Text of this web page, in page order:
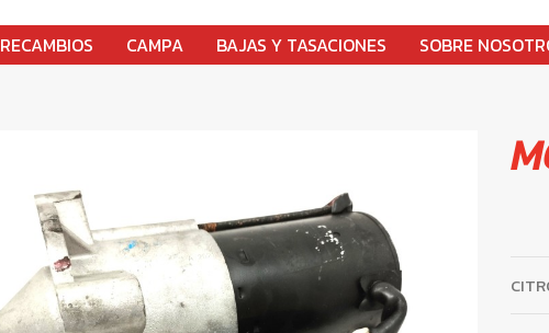
RECAMBIOS CAMPA BAJAS Y TASACIONES SOBRE